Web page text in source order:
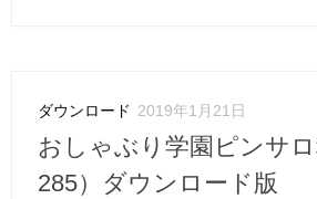
ダウンロード 2019年1月21日
おしゃぶり学園ピンサ
285）ダウンロード版